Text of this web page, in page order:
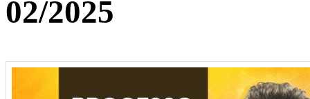
02/2025